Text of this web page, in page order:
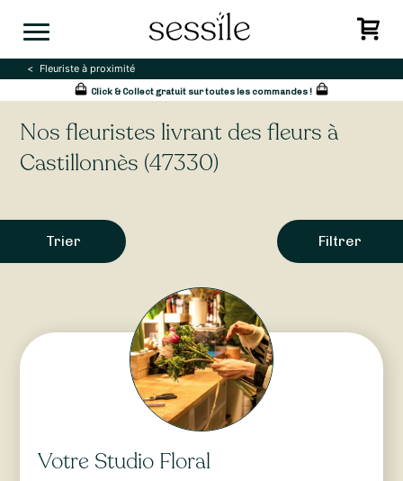
Fleuriste à proximité
Click & Collect gratuit sur toutes les commandes !
Nos fleuristes livrant des fleurs à
Castillonnès (47330)
Trier Filtrer
Votre Studio Floral